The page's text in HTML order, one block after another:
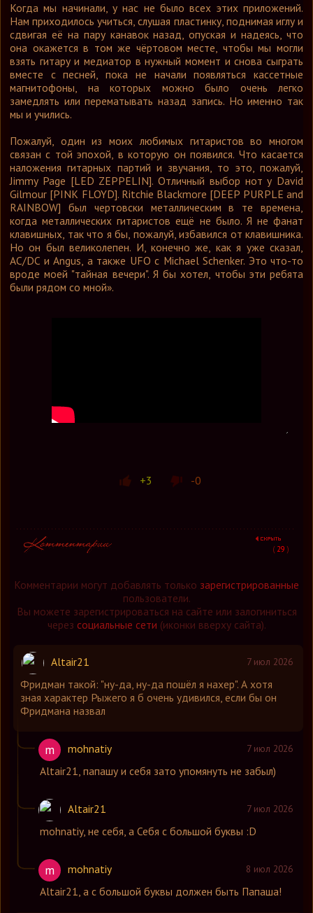
Когда мы начинали, у нас не было всех этих приложений.
Нам приходилось учиться, слушая пластинку, поднимая иглу и
сдвигая её на пару канавок назад, опуская и надеясь, что
она окажется в том же чёртовом месте, чтобы мы могли
взять гитару и медиатор в нужный момент и снова сыграть
вместе с песней, пока не начали появляться кассетные
магнитофоны, на которых можно было очень легко
замедлять или перематывать назад запись. Но именно так
мы и учились.
Пожалуй, один из моих любимых гитаристов во многом
связан с той эпохой, в которую он появился. Что касается
наложения гитарных партий и звучания, то это, пожалуй,
Jimmy Page [LED ZEPPELIN]. Отличный выбор нот у David
Gilmour [PINK FLOYD]. Ritchie Blackmore [DEEP PURPLE and
RAINBOW] был чертовски металлическим в те времена,
когда металлических гитаристов ещё не было. Я не фанат
клавишных, так что я бы, пожалуй, избавился от клавишника.
Но он был великолепен. И, конечно же, как я уже сказал,
AC/DC и Angus, а также UFO с Michael Schenker. Это что-то
вроде моей "тайная вечери". Я бы хотел, чтобы эти ребята
были рядом со мной».
+3 -0
( 29 )
Комментарии могут добавлять только зарегистрированные
пользователи.
Вы можете зарегистрироваться на сайте или залогиниться
через социальные сети (иконки вверху сайта).
7 июл 2026
Altair21
Фридман такой: "ну-да, ну-да пошёл я нахер". А хотя
зная характер Рыжего я б очень удивился, если бы он
Фридмана назвал
7 июл 2026
m
mohnatiy
Altair21, папашу и себя зато упомянуть не забыл)
7 июл 2026
Altair21
mohnatiy, не себя, а Себя с большой буквы :D
8 июл 2026
m
mohnatiy
Altair21, а с большой буквы должен быть Папаша!